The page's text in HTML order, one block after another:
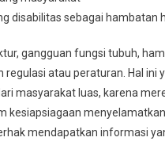
disabilitas sebagai hambatan
gangguan fungsi tubuh,
atau peraturan. Hal ini
masyarakat luas, karena
kesiapsiagaan
mendapatkan informasi